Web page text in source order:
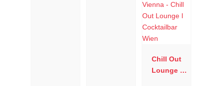
Chill Out
Lounge I